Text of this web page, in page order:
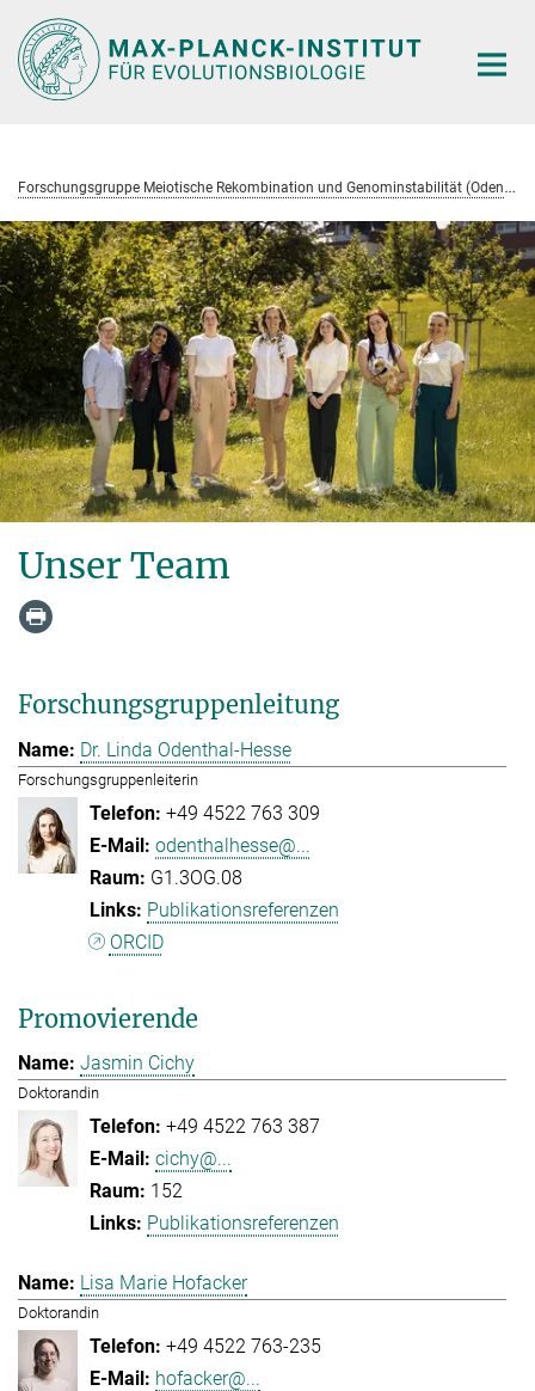
Hauptinhalt
F
orschungsgruppe Meiotische Rekombination und Genominstabilität (Odenthal-Hesse)
Unser Team
Forschungsgruppenleitung
Dr. Linda Odenthal-Hesse
Forschungsgruppenleiterin
+49 4522 763 309
odenthalhesse@...
G1.3OG.08
Publikationsreferenzen
ORCID
Promovierende
Jasmin Cichy
Doktorandin
+49 4522 763 387
cichy@...
152
Publikationsreferenzen
Lisa Marie Hofacker
Doktorandin
+49 4522 763-235
hofacker@...